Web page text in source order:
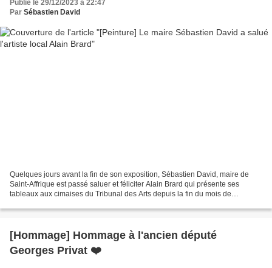
Publié le 29/12/2023 à 22:47
Par Sébastien David
Quelques jours avant la fin de son exposition, Sébastien David, maire de
Saint-Affrique est passé saluer et féliciter Alain Brard qui présente ses
tableaux aux cimaises du Tribunal des Arts depuis la fin du mois de
[Hommage] Hommage à l'ancien député
Georges Privat ❤️